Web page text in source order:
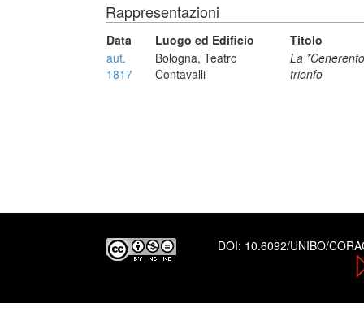
Rappresentazioni
Data Luogo ed Edificio
Titolo
aut.
1817
Bologna, Teatro
Contavalli
La
trionfo
DOI: 10.6092/UNIBO/